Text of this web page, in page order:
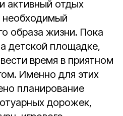
активный отдых
необходимый
образа жизни. Пока
детской площадке,
время в приятном
Именно для этих
планирование
дорожек,